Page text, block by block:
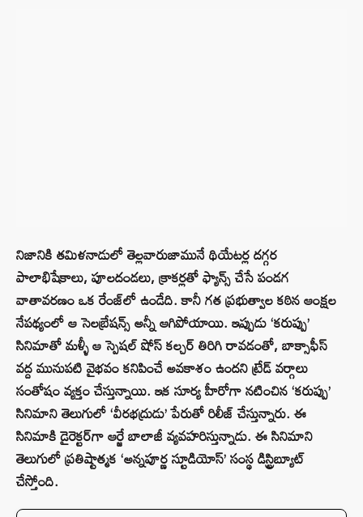
నిజానికి తమిళనాడులో తెల్లవారుజామునే థియేటర్ల దగ్గర
పాలాభిషేకాలు, పూలదండలు, క్రాకర్లతో ఫ్యాన్స్ చేసే పండగ
వాతావరణం ఒక రేంజ్‌లో ఉండేది. కానీ గత ప్రభుత్వాల కఠిన ఆంక్షల
నేపథ్యంలో ఆ సెలబ్రేషన్స్ అన్నీ ఆగిపోయాయి. ఇప్పుడు ‘కరుప్పు’
సినిమాతో మళ్ళీ ఆ స్పెషల్ షోస్ కల్చర్ తిరిగి రావడంతో, బాక్సాఫీస్
వద్ద మునుపటి వైభవం కనిపించే అవకాశం ఉందని ట్రేడ్ వర్గాలు
సంతోషం వ్యక్తం చేస్తున్నాయి. ఇక సూర్య హీరోగా నటించిన ‘కరుప్పు’
సినిమాని తెలుగులో ‘వీరభద్రుడు’ పేరుతో రిలీజ్ చేస్తున్నారు. ఈ
సినిమాకి డైరెక్టర్‌గా ఆర్జే బాలాజీ వ్యవహరిస్తున్నాడు. ఈ సినిమాని
తెలుగులో ప్రతిష్టాత్మక ‘అన్నపూర్ణ స్టూడియోస్’ సంస్థ డిస్ట్రిబ్యూట్
చేస్తోంది.